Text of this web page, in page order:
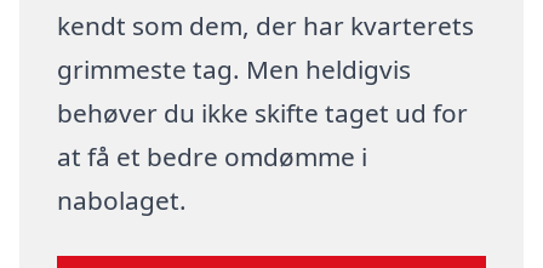
kendt som dem, der har kvarterets
grimmeste tag. Men heldigvis
behøver du ikke skifte taget ud for
at få et bedre omdømme i
nabolaget.